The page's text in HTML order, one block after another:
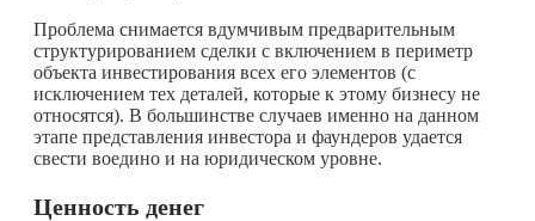
Проблема снимается вдумчивым предварительным
структурированием сделки с включением в периметр
объекта инвестирования всех его элементов (с
исключением тех деталей, которые к этому бизнесу не
относятся). В большинстве случаев именно на данном
этапе представления инвестора и фаундеров удается
свести воедино и на юридическом уровне.
Ценность денег